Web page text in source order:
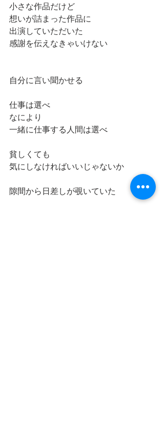
小さな作品だけど
想いが詰まった作品に
出演していただいた
感謝を伝えなきゃいけない
自分に言い聞かせる
仕事は選べ
なにより
一緒に仕事する人間は選べ
貧しくても
気にしなければいいじゃないか
隙間から日差しが覗いていた